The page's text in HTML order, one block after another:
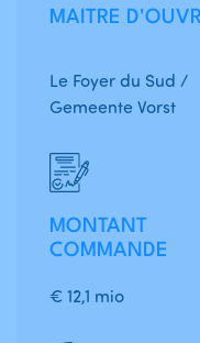
MAITRE
Le Foyer du Sud /
Gemeente Vorst
MONTANT
COMMANDE
€ 12,1 mio